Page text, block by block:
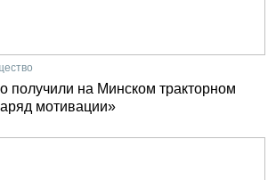
получили на Минском тракторном
мотивации»